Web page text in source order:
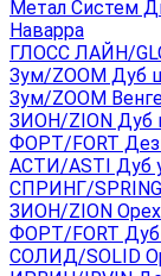
Метал Систем
Наварра
ГЛОСС ЛАЙН/
Зум/ZOOM Дуб
Зум/ZOOM
ЗИОН/ZION Дуб
ФОРТ/FORT
АСТИ/ASTI Дуб
СПРИНГ/
ЗИОН/ZION Орех
ФОРТ/FORT Дуб
СОЛИД/SOLID